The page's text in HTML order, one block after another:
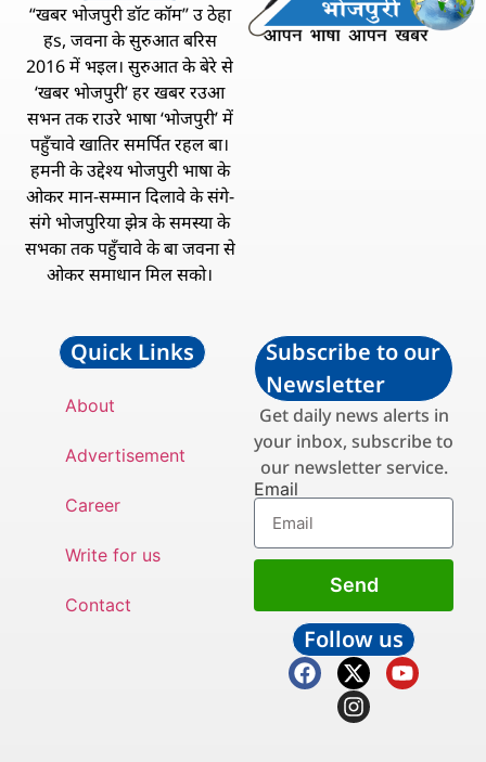
“खबर भोजपुरी डॉट कॉम” उ ठेहा
हs, जवना के सुरुआत बरिस
2016 में भइल। सुरुआत के बेरे से
‘खबर भोजपुरी’ हर खबर रउआ
सभन तक राउरे भाषा ‘भोजपुरी’ में
पहुँचावे खातिर समर्पित रहल बा।
हमनी के उद्देश्य भोजपुरी भाषा के
ओकर मान-सम्मान दिलावे के संगे-
संगे भोजपुरिया झेत्र के समस्या के
सभका तक पहुँचावे के बा जवना से
ओकर समाधान मिल सको।
Quick Links
About
Advertisement
Career
Write for us
Contact
Subscribe to our
Newsletter
Get daily news alerts in
your inbox, subscribe to
our newsletter service.
Email
Send
Follow us